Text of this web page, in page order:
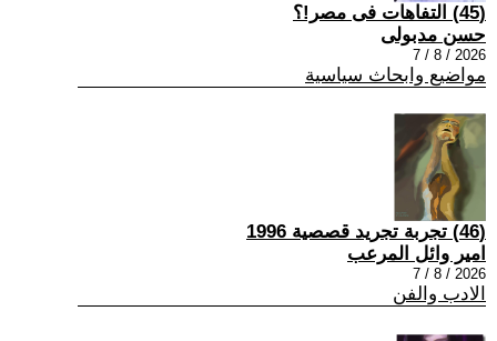
(45) التفاهات فى مصر!؟
حسن مدبولى
2026 / 8 / 7
مواضيع وابحاث سياسية
(46) تجربة تجريد قصصية 1996
امير وائل المرعب
2026 / 8 / 7
الادب والفن